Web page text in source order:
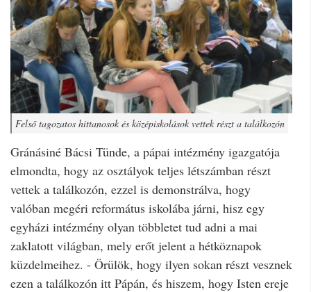
Felső tagozatos hittanosok és középiskolások vettek részt a találkozón
Gránásiné Bácsi Tünde, a pápai intézmény igazgatója
elmondta, hogy az osztályok teljes létszámban részt
vettek a találkozón, ezzel is demonstrálva, hogy
valóban megéri református iskolába járni, hisz egy
egyházi intézmény olyan többletet tud adni a mai
zaklatott világban, mely erőt jelent a hétköznapok
küzdelmeihez. - Örülök, hogy ilyen sokan részt vesznek
ezen a találkozón itt Pápán, és hiszem, hogy Isten ereje